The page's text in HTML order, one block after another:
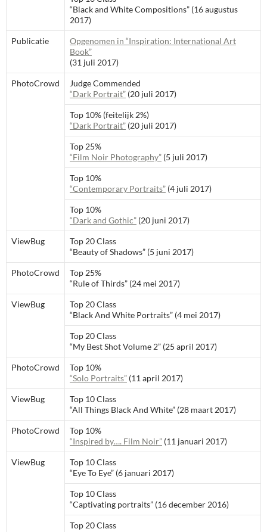
“Black and White Compositions” (16 augustus
2017)
Publicatie
Opgenomen in “Inspiration: International Art
Book”
(31 juli 2017)
PhotoCrowd
Judge Commended
“Dark Portrait” (20 juli 2017)
Top 10% (feitelijk 2%)
“Dark Portrait” (20 juli 2017)
Top 25%
“Film Noir Photography” (5 juli 2017)
Top 10%
“Contemporary Portraits” (4 juli 2017)
Top 10%
“Dark and Gothic” (20 juni 2017)
ViewBug
Top 20 Class
“Beauty of Shadows” (5 juni 2017)
PhotoCrowd
Top 25%
“Rule of Thirds” (24 mei 2017)
ViewBug
Top 20 Class
“Black And White Portraits” (4 mei 2017)
Top 20 Class
“My Best Shot Volume 2” (25 april 2017)
PhotoCrowd
Top 10%
“Solo Portraits” (11 april 2017)
ViewBug
Top 10 Class
“All Things Black And White” (28 maart 2017)
PhotoCrowd
Top 10%
“Inspired by…. Film Noir” (11 januari 2017)
ViewBug
Top 10 Class
“Eye To Eye” (6 januari 2017)
Top 10 Class
“Captivating portraits” (16 december 2016)
Top 20 Class